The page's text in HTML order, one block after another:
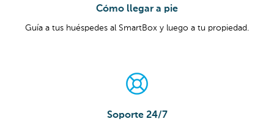
Cómo llegar a pie
Guía a tus huéspedes al SmartBox y luego a tu propiedad.
Soporte 24/7